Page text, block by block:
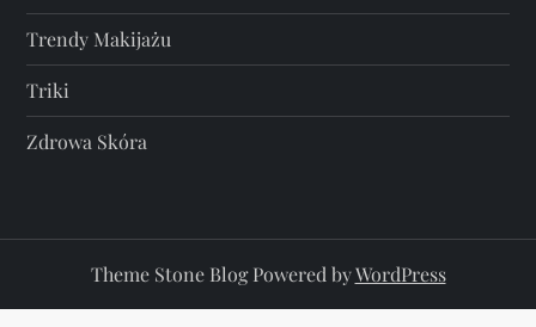
Trendy Makijażu
Triki
Zdrowa Skóra
Theme Stone Blog Powered byWordPress